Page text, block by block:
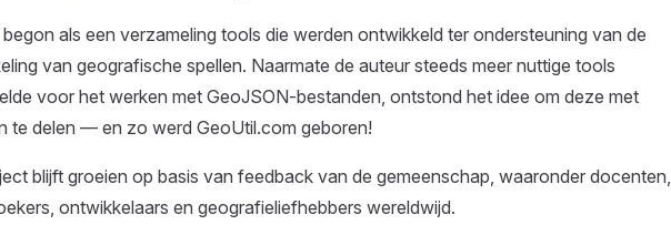
als een verzameling tools die werden ontwikkeld ter ondersteuning van de
van geografische spellen. Naarmate de auteur steeds meer nuttige tools
voor het werken met GeoJSON-bestanden, ontstond het idee om deze met
te delen — en zo werd GeoUtil.com geboren!
blijft groeien op basis van feedback van de gemeenschap, waaronder docenten,
ontwikkelaars en geografieliefhebbers wereldwijd.